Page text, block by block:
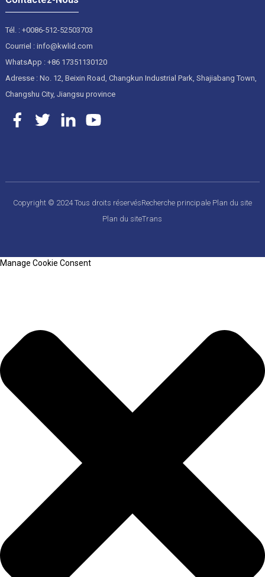
Tél. : +0086-512-52503703
Courriel : info@kwlid.com
WhatsApp : +86 17351130120
Adresse : No. 12, Beixin Road, Changkun Industrial Park, Shajiabang Town,
Changshu City, Jiangsu province
Copyright © 2024 Tous droits réservésRecherche principale Plan du site
Plan du siteTrans
Manage Cookie Consent